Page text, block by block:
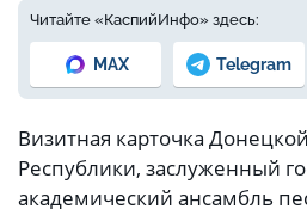
Читайте «КаспийИнфо» здесь:
MAX Telegram
Визитная карточка
Республики, заслуженный
академический ансамбль